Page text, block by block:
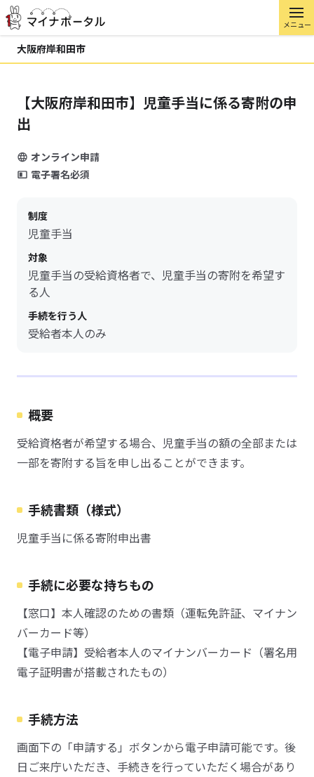
メニュー
大阪府岸和田市
【大阪府岸和田市】児童手当に係る寄附の申
出
オンライン申請
電子署名必須
制度
児童手当
対象
児童手当の受給資格者で、児童手当の寄附を希望す
る人
手続を行う人
受給者本人のみ
概要
受給資格者が希望する場合、児童手当の額の全部または
一部を寄附する旨を申し出ることができます。
手続書類（様式）
児童手当に係る寄附申出書
手続に必要な持ちもの
【窓口】本人確認のための書類（運転免許証、マイナン
バーカード等）
【電子申請】受給者本人のマイナンバーカード（署名用
電子証明書が搭載されたもの）
手続方法
画面下の「申請する」ボタンから電子申請可能です。後
日ご来庁いただき、手続きを行っていただく場合があり